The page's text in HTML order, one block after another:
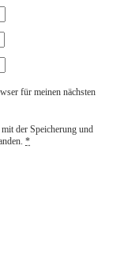
für meinen nächsten
der Speicherung und
*